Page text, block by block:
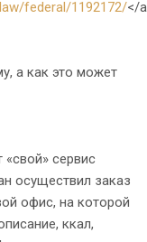
federal/1192172/</
а как это может
сервис
осуществил заказ
офис, на которой
ккал,